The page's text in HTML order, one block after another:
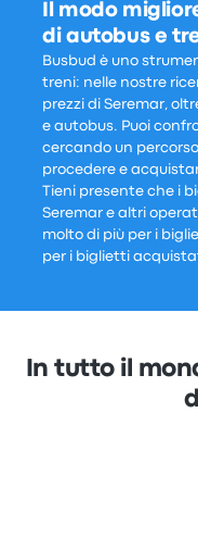
Il modo
di autobus e
Busbud è uno
treni: nelle nostre
prezzi di Seremar,
e autobus. Puoi
cercando un
procedere e
Tieni presente che i
Seremar e altri
molto di più per i
per i biglietti
In tutto il